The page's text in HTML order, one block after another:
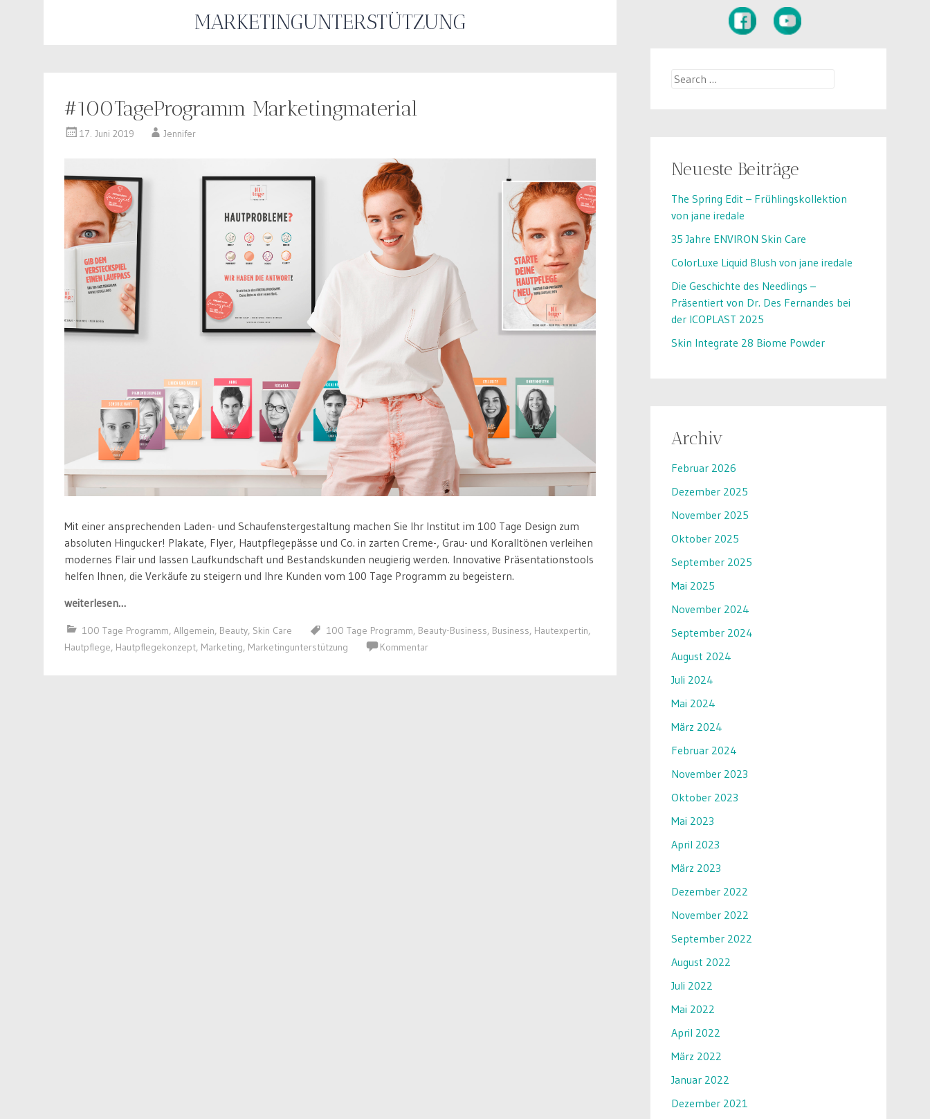
MARKETINGUNTERSTÜTZUNG
#100TageProgramm Marketingmaterial
17. Juni 2019 Jennifer
Mit einer ansprechenden Laden- und Schaufenstergestaltung machen Sie Ihr Institut im 100 Tage Design zum
absoluten Hingucker! Plakate, Flyer, Hautpflegepässe und Co. in zarten Creme-, Grau- und Koralltönen verleihen
modernes Flair und lassen Laufkundschaft und Bestandskunden neugierig werden. Innovative Präsentationstools
helfen Ihnen, die Verkäufe zu steigern und Ihre Kunden vom 100 Tage Programm zu begeistern.
weiterlesen…
100 Tage Programm, Allgemein, Beauty, Skin Care 100 Tage Programm, Beauty-Business, Business, Hautexpertin,
Hautpflege, Hautpflegekonzept, Marketing, Marketingunterstützung Kommentar
Search
Neueste Beiträge
The Spring Edit – Frühlingskollektion
von jane iredale
35 Jahre ENVIRON Skin Care
ColorLuxe Liquid Blush von jane iredale
Die Geschichte des Needlings –
Präsentiert von Dr. Des Fernandes bei
der ICOPLAST 2025
Skin Integrate 28 Biome Powder
Archiv
Februar 2026
Dezember 2025
November 2025
Oktober 2025
September 2025
Mai 2025
November 2024
September 2024
August 2024
Juli 2024
Mai 2024
März 2024
Februar 2024
November 2023
Oktober 2023
Mai 2023
April 2023
März 2023
Dezember 2022
November 2022
September 2022
August 2022
Juli 2022
Mai 2022
April 2022
März 2022
Januar 2022
Dezember 2021